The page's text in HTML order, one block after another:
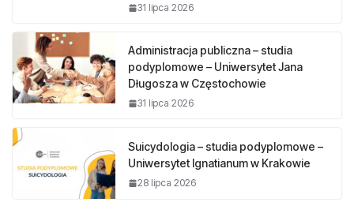
31 lipca 2026
Administracja publiczna – studia
podyplomowe – Uniwersytet Jana
Długosza w Częstochowie
31 lipca 2026
Suicydologia – studia podyplomowe –
Uniwersytet Ignatianum w Krakowie
28 lipca 2026